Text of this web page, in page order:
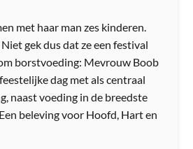
met haar man zes kinderen.
gek dus dat ze een festival
borstvoeding: Mevrouw Boob
dag met als centraal
naast voeding in de breedste
beleving voor Hoofd, Hart en